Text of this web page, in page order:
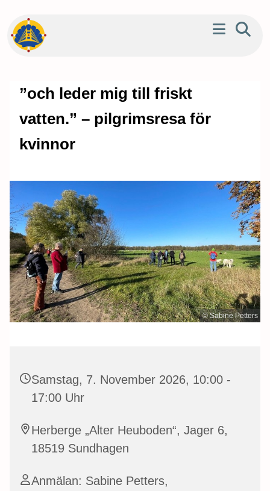
”och leder mig till friskt
vatten.” – pilgrimsresa för
kvinnor
© Sabine Petters
Samstag, 7. November 2026, 10:00 -
17:00 Uhr
Herberge „Alter Heuboden“, Jager 6,
18519 Sundhagen
Anmälan: Sabine Petters,